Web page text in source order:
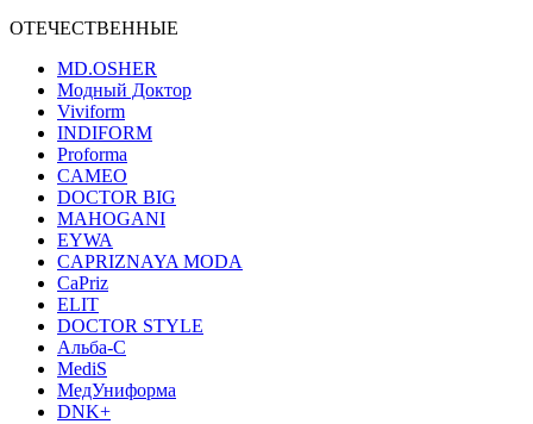
ОТЕЧЕСТВЕННЫЕ
MD.OSHER
Модный Доктор
Viviform
INDIFORM
Proforma
CAMEO
DOCTOR BIG
MAHOGANI
EYWA
CAPRIZNAYA MODA
CaPriz
ELIT
DOCTOR STYLE
Альба-С
MediS
МедУниформа
DNK+